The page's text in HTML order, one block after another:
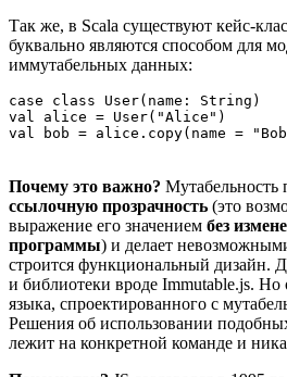
Так же, в Scala cуществуют кейс-
буквально являются способом для
иммутабельных данных:
case class User(name: String)
val alice = User("Alice")
Почему это важно? Мутабельность
ссылочную прозрачность (это
выражение его значением без
программы) и делает
строится функциональный дизайн.
и библиотеки вроде Immutable.js.
языка, спроектированного с
Решения об использовании
лежит на конкретной команде и